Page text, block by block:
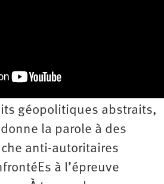
géopolitiques abstraits,
la parole à des
anti-autoritaires
à l’épreuve